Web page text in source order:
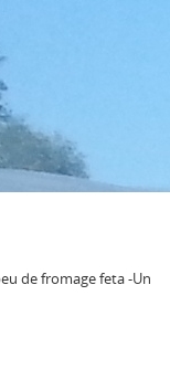
de fromage feta -Un